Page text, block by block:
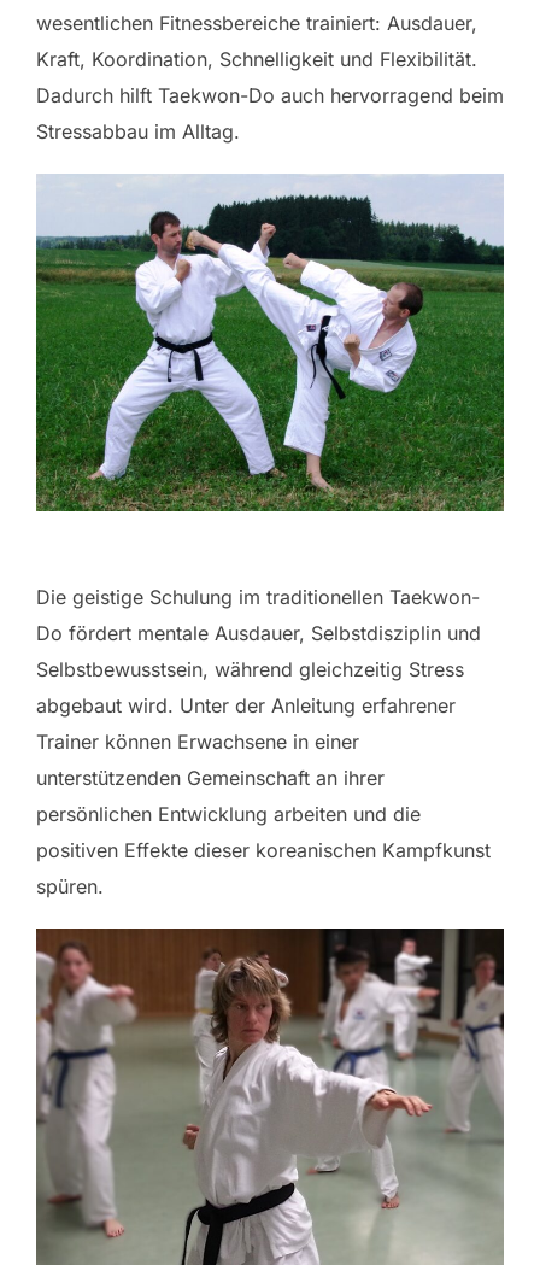
wesentlichen Fitnessbereiche trainiert: Ausdauer,
Kraft, Koordination, Schnelligkeit und Flexibilität.
Dadurch hilft Taekwon-Do auch hervorragend beim
Stressabbau im Alltag.
Die geistige Schulung im traditionellen Taekwon-
Do fördert mentale Ausdauer, Selbstdisziplin und
Selbstbewusstsein, während gleichzeitig Stress
abgebaut wird. Unter der Anleitung erfahrener
Trainer können Erwachsene in einer
unterstützenden Gemeinschaft an ihrer
persönlichen Entwicklung arbeiten und die
positiven Effekte dieser koreanischen Kampfkunst
spüren.